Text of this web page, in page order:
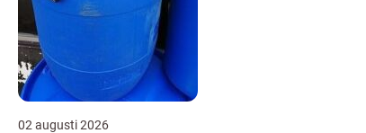
02 augusti 2026